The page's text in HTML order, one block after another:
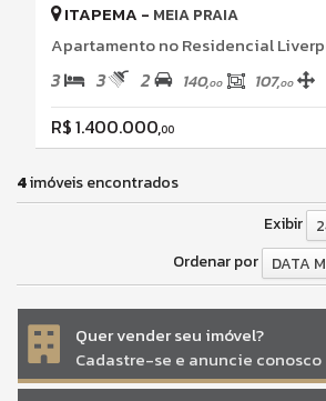
ITAPEMA - MEIA PRAIA
Apartamento no Residencial
3 3 2 140,00 107,00
R$ 1.400.000,00
4imóveis encontrados
Exibir
Ordenar por
DATA
Quer vender seu imóvel?
Cadastre-se e anuncie conosco